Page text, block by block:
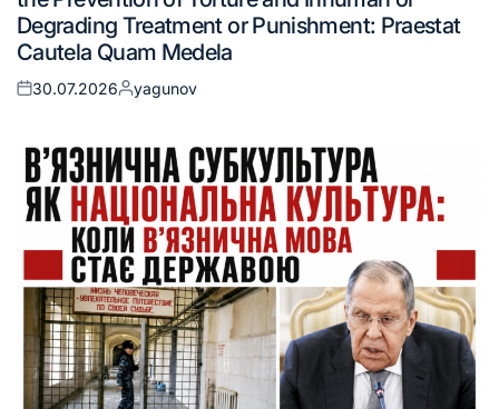
Degrading Treatment or Punishment: Praestat
Cautela Quam Medela
30.07.2026 yagunov